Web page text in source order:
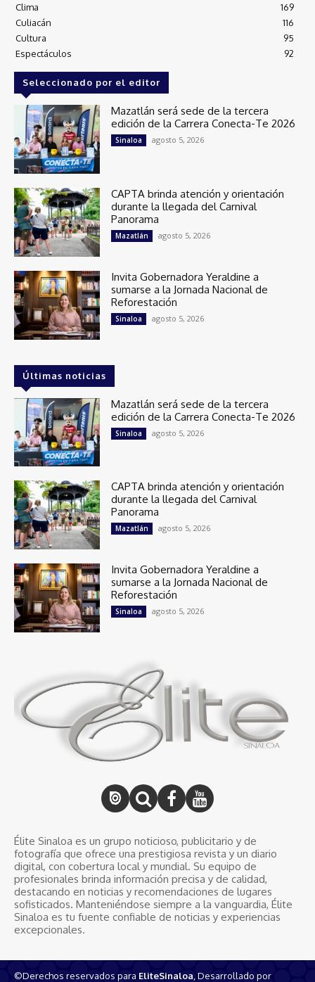
Clima
169
Culiacán
116
Cultura
95
Espectáculos
92
Seleccionado por el editor
Mazatlán será sede de la tercera
edición de la Carrera Conecta-Te 2026
Sinaloa agosto 5, 2026
CAPTA brinda atención y orientación
durante la llegada del Carnival
Panorama
Mazatlán agosto 5, 2026
Invita Gobernadora Yeraldine a
sumarse a la Jornada Nacional de
Reforestación
Sinaloa agosto 5, 2026
Últimas noticias
Mazatlán será sede de la tercera
edición de la Carrera Conecta-Te 2026
Sinaloa agosto 5, 2026
CAPTA brinda atención y orientación
durante la llegada del Carnival
Panorama
Mazatlán agosto 5, 2026
Invita Gobernadora Yeraldine a
sumarse a la Jornada Nacional de
Reforestación
Sinaloa agosto 5, 2026
Élite Sinaloa es un grupo noticioso, publicitario y de
fotografía que ofrece una prestigiosa revista y un diario
digital, con cobertura local y mundial. Su equipo de
profesionales brinda información precisa y de calidad,
destacando en noticias y recomendaciones de lugares
sofisticados. Manteniéndose siempre a la vanguardia, Élite
Sinaloa es tu fuente confiable de noticias y experiencias
excepcionales.
©Derechos reservados para EliteSinaloa , Desarrollado por